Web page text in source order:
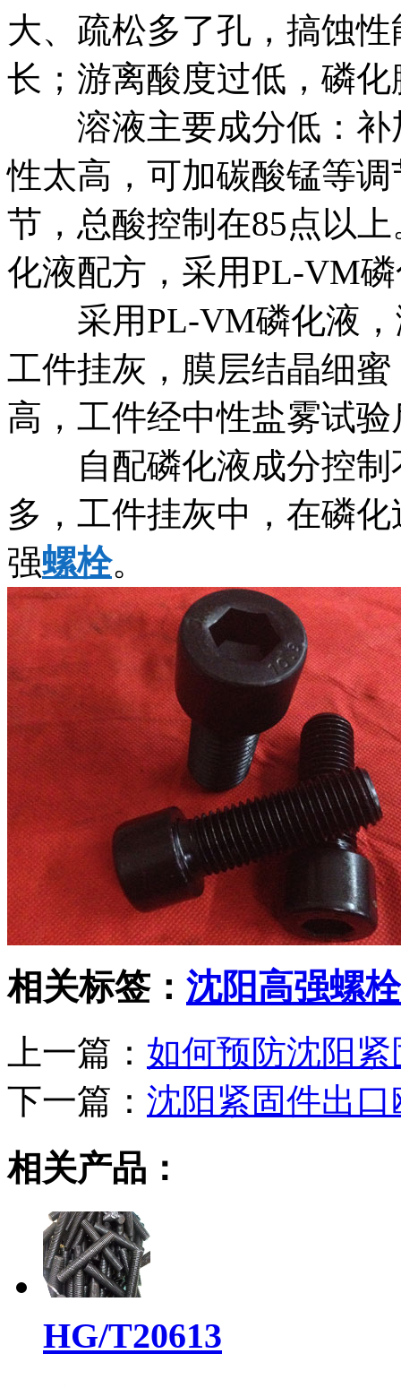
大、疏松多了孔，搞蚀
长；游离酸度过低，磷
溶液主要成分低：补
性太高，可加碳酸锰等
节，总酸控制在85点以
化液配方，采用PL-VM
采用PL-VM磷化液，
工件挂灰，膜层结晶细
高，工件经中性盐雾试
自配磷化液成分控制
多，工件挂灰中，在磷
强螺栓。
相关标签： 沈阳高强螺栓
上一篇： 如何预防沈阳
下一篇： 沈阳紧固件出
相关产品：
HG/T20613